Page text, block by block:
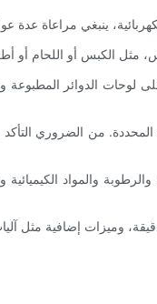
الدوائر المطبوعة
المحددة. من الضروري
والمواد